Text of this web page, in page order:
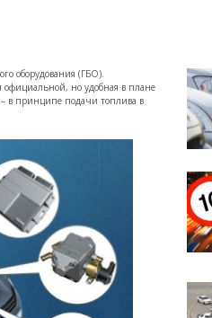
оборудования (ГБО).
официальной, но удобная в плане
в принципе подачи топлива в